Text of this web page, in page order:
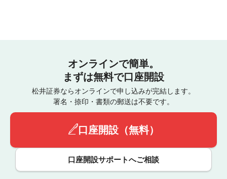
オンラインで簡単。
まずは無料で口座開設
松井証券ならオンラインで申し込みが完結します。
署名・捺印・書類の郵送は不要です。
口座開設（無料）
口座開設サポートへご相談